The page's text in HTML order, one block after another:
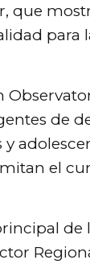
que
para
de
el
de